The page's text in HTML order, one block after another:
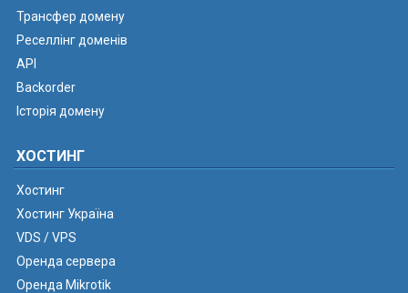
Трансфер домену
Реселлінг доменів
API
Backorder
Історія домену
ХОСТИНГ
Хостинг
Хостинг Україна
VDS / VPS
Оренда сервера
Оренда Mikrotik